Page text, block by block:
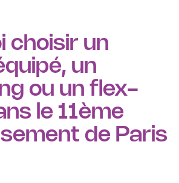
choisir un
un
ou un flex-
le 11ème
de Paris